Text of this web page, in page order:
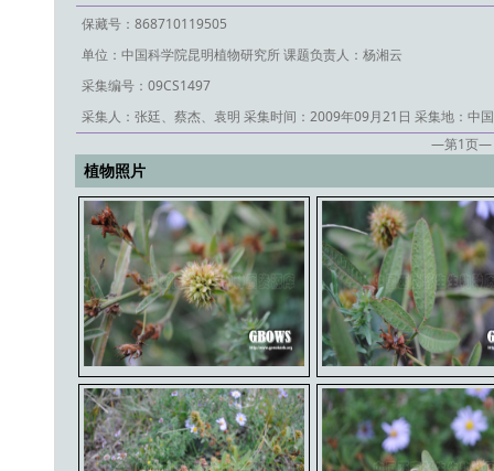
保藏号：868710119505
单位：中国科学院昆明植物研究所 课题负责人：杨湘云
采集编号：09CS1497
采集人：张廷、蔡杰、袁明 采集时间：2009年09月21日 采集地：中
—第1页—
植物照片